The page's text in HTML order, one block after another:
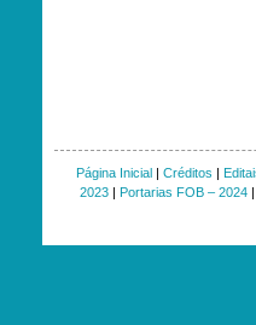
Página Inicial| Créditos |
2023| Portarias FOB – 2024|